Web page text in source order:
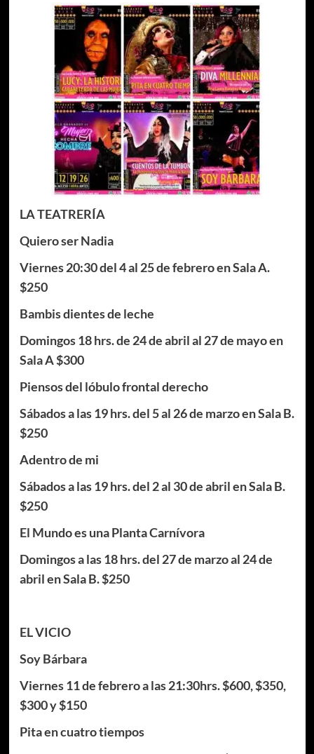
LA TEATRERÍA
Quiero ser Nadia
Viernes 20:30 del 4 al 25 de febrero en Sala A.
$250
Bambis dientes de leche
Domingos 18 hrs. de 24 de abril al 27 de mayo en
Sala A $300
Piensos del lóbulo frontal derecho
Sábados a las 19 hrs. del 5 al 26 de marzo en Sala B.
$250
Adentro de mi
Sábados a las 19 hrs. del 2 al 30 de abril en Sala B.
$250
El Mundo es una Planta Carnívora
Domingos a las 18 hrs. del 27 de marzo al 24 de
abril en Sala B. $250
EL VICIO
Soy Bárbara
Viernes 11 de febrero a las 21:30hrs. $600, $350,
$300 y $150
Pita en cuatro tiempos